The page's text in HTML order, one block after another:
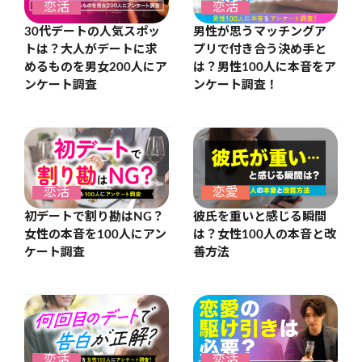
恋活
30代デートの人気スポッ
トは？大人がデートに求
めるものを男女200人にア
ンケート調査
恋活
男性が思うマッチングア
プリで付き合う決め手と
は？男性100人に本音をア
ンケート調査！
恋活
初デートで割り勘はNG？
女性の本音を100人にアン
ケート調査
恋愛
彼氏を重いと感じる瞬間
は？女性100人の本音と改
善方法